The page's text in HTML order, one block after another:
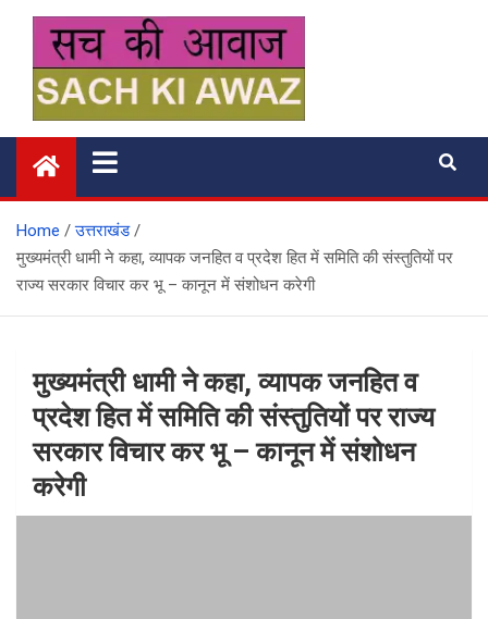
content
सच की आवाज
Home
उत्तराखंड
मुख्यमंत्री धामी ने कहा, व्यापक जनहित व प्रदेश हित में समिति की संस्तुतियों पर
राज्य सरकार विचार कर भू – कानून में संशोधन करेगी
मुख्यमंत्री धामी ने कहा, व्यापक जनहित व
प्रदेश हित में समिति की संस्तुतियों पर राज्य
सरकार विचार कर भू – कानून में संशोधन
करेगी